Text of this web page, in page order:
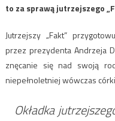
to za sprawą jutrzejszego
Jutrzejszy „Fakt”
przez prezydenta Andrzeja
znęcanie się nad swoją
niepełnoletniej wówczas
Okładka